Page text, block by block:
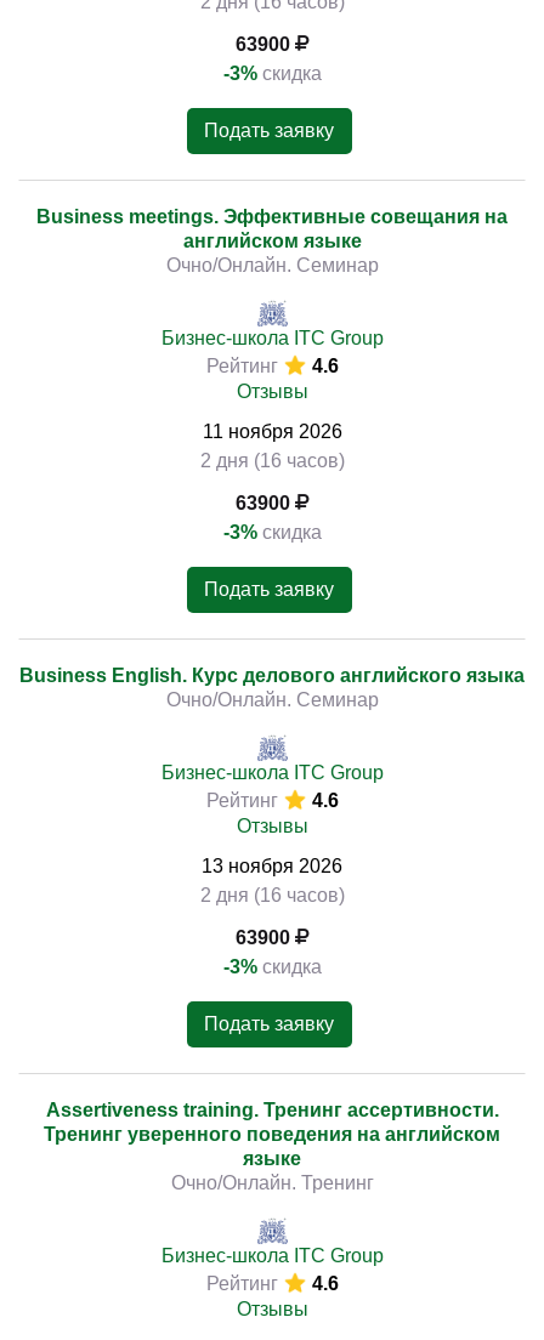
63900
-3% скидка
Подать заявку
Business meetings. Эффективные совещания на
английском языке
Очно/Онлайн. Семинар
Бизнес-школа ITC Group
Рейтинг
4.6
Отзывы
11 ноября 2026
2 дня (16 часов)
63900
-3% скидка
Подать заявку
Business English. Курс делового английского языка
Очно/Онлайн. Семинар
Бизнес-школа ITC Group
Рейтинг
4.6
Отзывы
13 ноября 2026
2 дня (16 часов)
63900
-3% скидка
Подать заявку
Assertiveness training. Тренинг ассертивности.
Тренинг уверенного поведения на английском
языке
Очно/Онлайн. Тренинг
Бизнес-школа ITC Group
Рейтинг
4.6
Отзывы